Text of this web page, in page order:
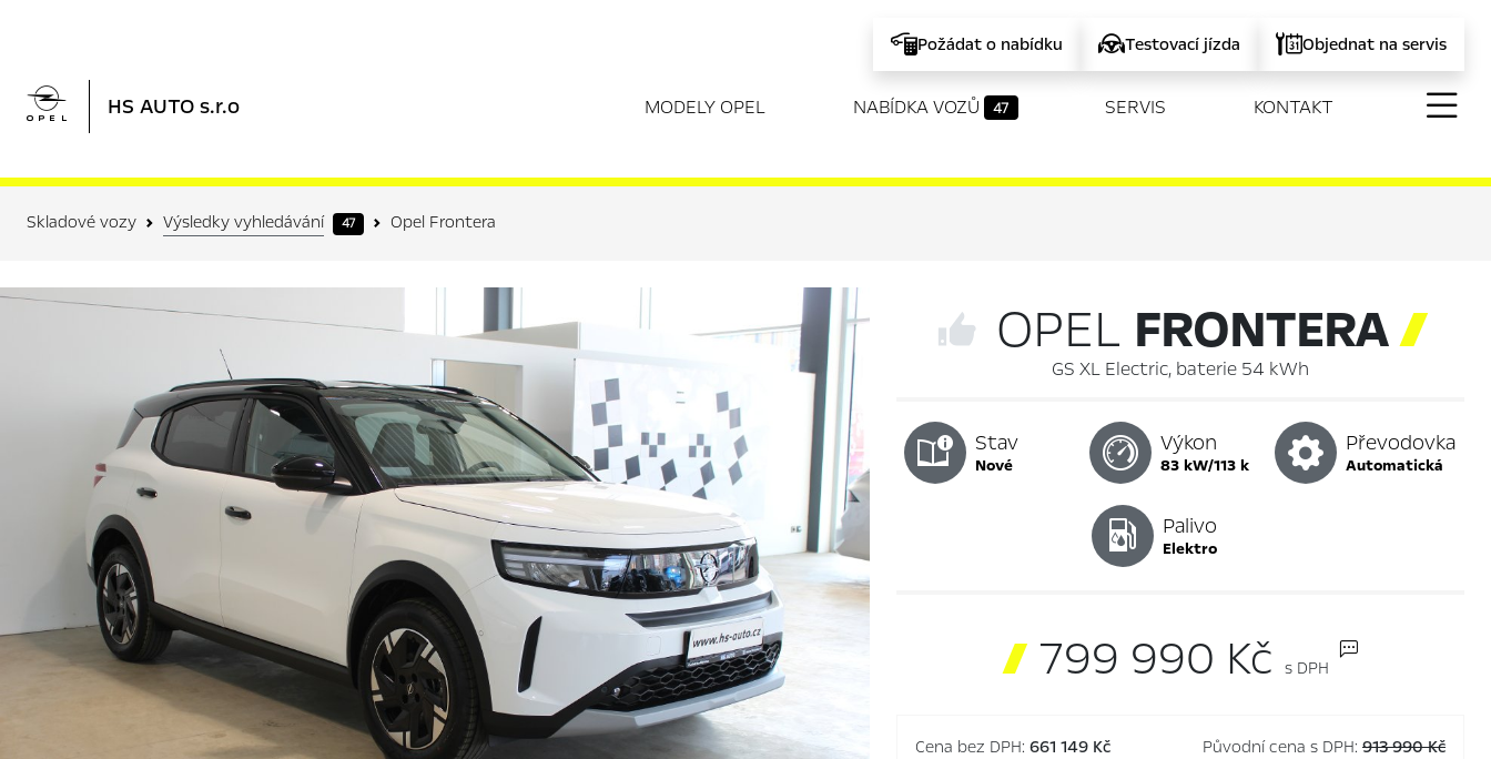
Požádat o nabídku Testovací jízda Objednat na servis
 HS AUTO s.r.o MODELY OPEL NABÍDKA VOZŮ 47 SERVIS KONTAKT
Skladové vozy Výsledky vyhledávání 47 Opel Frontera
OPEL FRONTERA
GS XL Electric, baterie 54 kWh
Stav
nové
Výkon
83 kW/113 k
Převodovka
automatická
Palivo
elektro
 799 990 Kč s DPH
Cena bez DPH: 661 149 Kč Původní cena s DPH: 913 990 Kč